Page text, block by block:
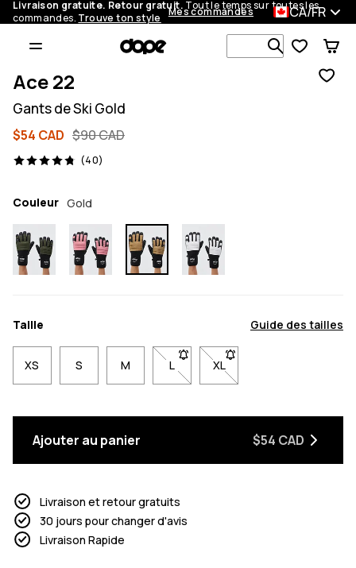
Livraison gratuite. Retour gratuit. Tout le temps sur toutes les
commandes. Trouve ton style Mes commandes CA/FR
Recherche
Ace 22
Gants de Ski Gold
$54 CAD $90 CAD
(40)
40 avis, 4.8/5
Couleur Gold
Taille Guide des tailles
XS S M L- Taille L non disponible. Cliquez
XL- Taille XL non
Ajouter au panier $54 CAD
Livraison et retour gratuits
30 jours pour changer d'avis
Livraison Rapide